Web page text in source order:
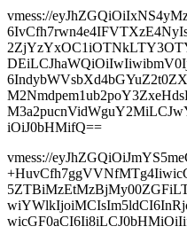
vmess://
iOiJ0bHMifQ==
vmess://